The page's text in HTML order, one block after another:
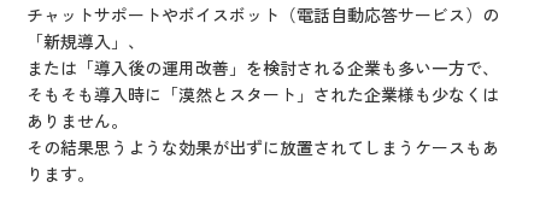
チャットサポートやボイスボット（電話自動応答サービス）の
「新規導入」、
または「導入後の運用改善」を検討される企業も多い一方で、
そもそも導入時に「漠然とスタート」された企業様も少なくは
ありません。
その結果思うような効果が出ずに放置されてしまうケースもあ
ります。